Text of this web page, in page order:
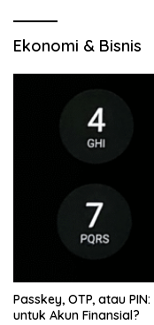
Ekonomi & Bisnis
Passkey, OTP, atau
untuk Akun Finansial?